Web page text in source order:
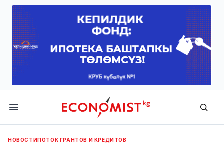
Economist.kg
НОВОСТИПОТОК ГРАНТОВ И КРЕДИТОВ